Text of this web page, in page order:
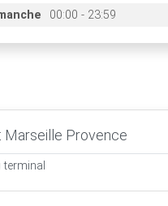
00:00 - 23:59
Marseille Provence
terminal